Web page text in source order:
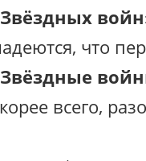
Звёздных войн
что
Звёздные
всего,